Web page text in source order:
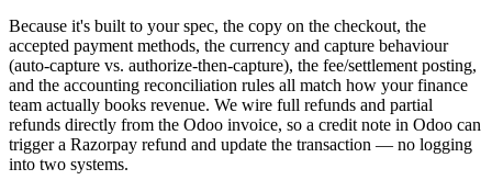
Because it's built to your spec, the copy on the checkout, the
accepted payment methods, the currency and capture behaviour
(auto-capture vs. authorize-then-capture), the fee/settlement posting,
and the accounting reconciliation rules all match how your finance
team actually books revenue. We wire full refunds and partial
refunds directly from the Odoo invoice, so a credit note in Odoo can
trigger a Razorpay refund and update the transaction — no logging
into two systems.